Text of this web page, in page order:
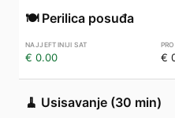
🍽️ Perilica posuđa
€ 0.00 €
🧹 Usisavanje (30 min)